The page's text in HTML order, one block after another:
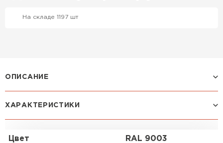
На складе 1197 шт
ОПИСАНИЕ
Соединитель трубы
используется для соединения
ХАРАКТЕРИСТИКИ
Цвет RAL 9003
Профилированный лист